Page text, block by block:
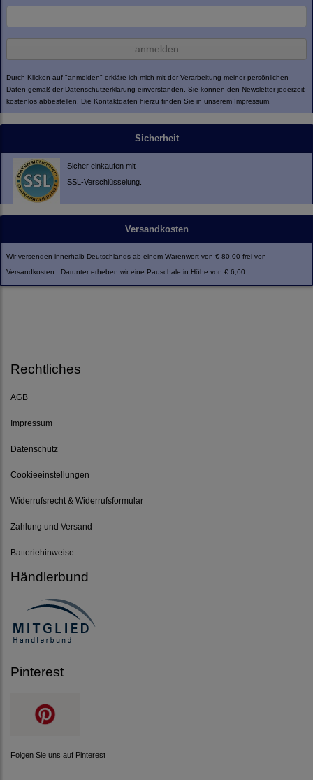
anmelden
Durch Klicken auf "anmelden" erkläre ich mich mit der Verarbeitung meiner persönlichen
Daten gemäß der Datenschutzerklärung einverstanden. Sie können den Newsletter jederzeit
kostenlos abbestellen. Die Kontaktdaten hierzu finden Sie in unserem Impressum.
Sicherheit
Sicher einkaufen mit
SSL-Verschlüsselung.
Versandkosten
Wir versenden innerhalb Deutschlands ab einem Warenwert von € 80,00 frei von
Versandkosten. Darunter erheben wir eine Pauschale in Höhe von € 6,60.
Rechtliches
AGB
Impressum
Datenschutz
Cookieeinstellungen
Widerrufsrecht & Widerrufsformular
Zahlung und Versand
Batteriehinweise
Händlerbund
Pinterest
Folgen Sie uns auf Pinterest